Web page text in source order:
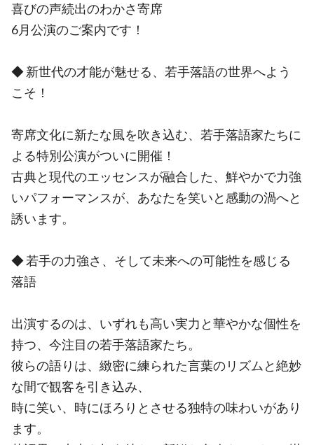
喜びの声続出のわかさ寄席
6月公演のご案内です！
◆ 新世代の才能が魅せる、若手落語の世界へよう
こそ！
寄席文化に新たな風を吹き込む、若手落語家たちに
よる特別公演がついに開催！
古典と現代のエッセンスが融合した、鮮やかで力強
いパフォーマンスが、あなたを笑いと感動の渦へと
誘います。
◆ 若手の力強さ、そして未来への可能性を感じる
落語
出演するのは、いずれも高い実力と華やかな個性を
持つ、今注目の若手落語家たち。
彼らの語りは、緻密に練られた言葉のリズムと絶妙
な間で観客を引き込み、
時に笑い、時にほろりとさせる独特の味わいがあり
ます。